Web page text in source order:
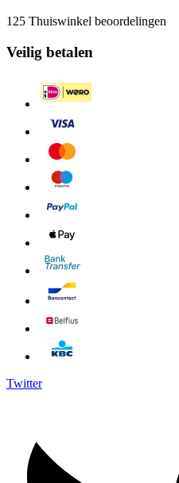
125 Thuiswinkel beoordelingen
Veilig betalen
Twitter